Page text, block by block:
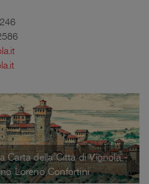
Carta della Città di Vignola -
Loreno Confortini